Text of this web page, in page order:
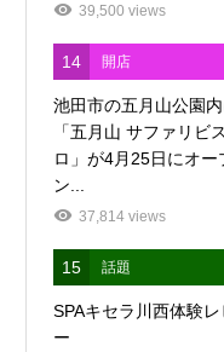
39,500 views
14 開店
池田市の五月山公園内
「五月山 サファリビ
ロ」が4月25日にオー
ン...
37,814 views
15 話題
SPAキセラ川西体験レ
ー